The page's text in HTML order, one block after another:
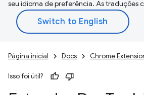
seu idioma de preferência. As traduções
Página inicial Docs Chrome
Isso foi útil?